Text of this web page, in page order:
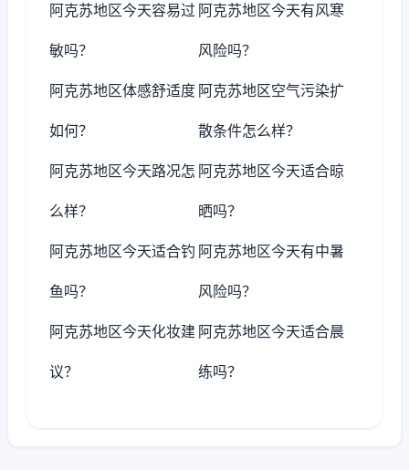
阿克苏地区今天容易过
敏吗？
阿克苏地区今天有风寒
风险吗？
阿克苏地区体感舒适度
如何？
阿克苏地区空气污染扩
散条件怎么样？
阿克苏地区今天路况怎
么样？
阿克苏地区今天适合晾
晒吗？
阿克苏地区今天适合钓
鱼吗？
阿克苏地区今天有中暑
风险吗？
阿克苏地区今天化妆建
议？
阿克苏地区今天适合晨
练吗？